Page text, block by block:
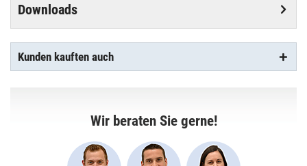
Downloads
Kunden kauften auch
Wir beraten Sie gerne!